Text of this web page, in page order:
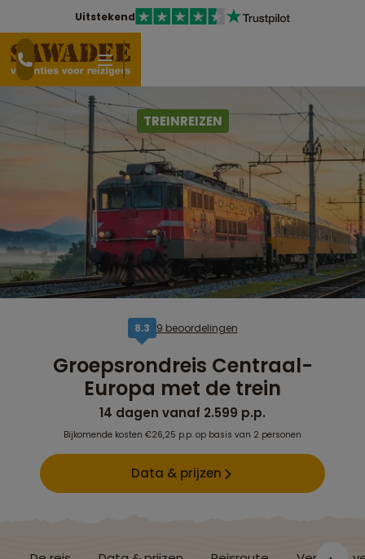
Uitstekend
TREINREIZEN
8,3 9 beoordelingen
Groepsrondreis Centraal-
Europa met de trein
14 dagen vanaf 2.599 p.p.
Bijkomende kosten €26,25 p.p. op basis van 2 personen
Data & prijzen